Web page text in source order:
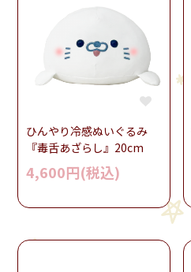
ひんやり冷感ぬいぐるみ
『毒舌あざらし』20cm
4,600円(税込)